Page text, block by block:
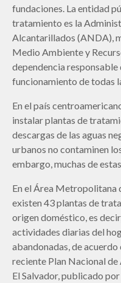
fundaciones. La entidad
tratamiento es la
Alcantarillados (ANDA),
Medio Ambiente y
dependencia responsable
funcionamiento de todas
En el país
instalar plantas de
descargas de las aguas
urbanos no contaminen
embargo, muchas de
En el Área Metropolitana
existen 43 plantas de
origen doméstico, es
actividades diarias del
abandonadas, de
reciente Plan Nacional
El Salvador, publicado